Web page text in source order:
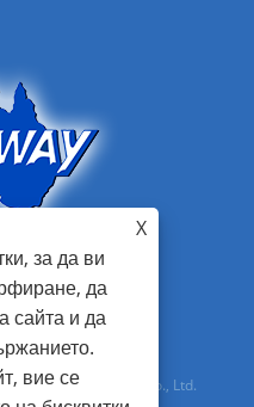
Electric Appliances Co., Ltd.
X
за да ви
да
сайта и да
вие се